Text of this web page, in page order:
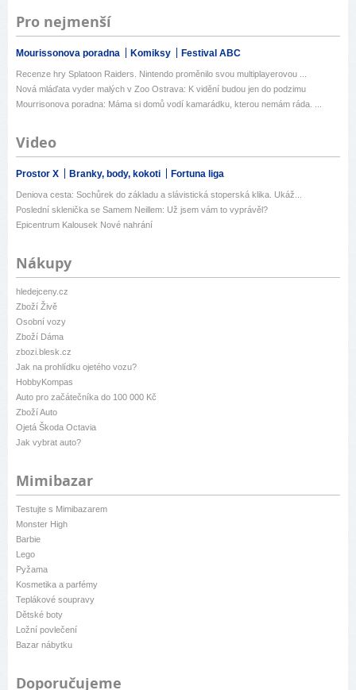
Pro nejmenší
Mourissonova poradna Komiksy Festival ABC
Recenze hry Splatoon Raiders. Nintendo proměnilo svou multiplayerovou ...
Nová mláďata vyder malých v Zoo Ostrava: K vidění budou jen do podzimu
Mourrisonova poradna: Máma si domů vodí kamarádku, kterou nemám ráda. ...
Video
Prostor X Branky, body, kokoti Fortuna liga
Deniova cesta: Sochůrek do základu a slávistická stoperská klika. Ukáž...
Poslední sklenička se Samem Neillem: Už jsem vám to vyprávěl?
Epicentrum Kalousek Nové nahrání
Nákupy
hledejceny.cz
Zboží Živě
Osobní vozy
Zboží Dáma
zbozi.blesk.cz
Jak na prohlídku ojetého vozu?
HobbyKompas
Auto pro začátečníka do 100 000 Kč
Zboží Auto
Ojetá Škoda Octavia
Jak vybrat auto?
Mimibazar
Testujte s Mimibazarem
Monster High
Barbie
Lego
Pyžama
Kosmetika a parfémy
Teplákové soupravy
Dětské boty
Ložní povlečení
Bazar nábytku
Doporučujeme